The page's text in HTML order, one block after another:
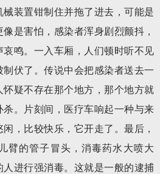
装置钳制住并拖了进去，可能是
是害怕，感染者浑身剧烈颤抖，
鸣。一入车厢，人们顿时听不见
伏了。传说中会把感染者送去一
疑不存在那个地方，那个地方就
。片刻间，医疗车响起一种与来
，比较快乐，它开走了。最后，
臂的管子冒头，消毒药水大喷大
进行强消毒。这就是一般的逮捕